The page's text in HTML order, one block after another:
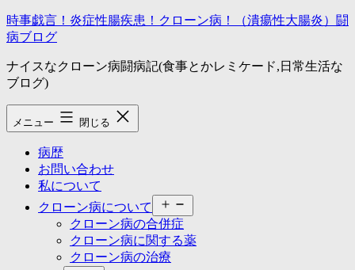
コ
ン
ン
ツ
へ
ス
キ
時事戯言！炎症性腸疾患！クローン病！（潰瘍性大腸炎）闘
病ブログ
ナイスなクローン病闘病記(食事とかレミケード,日常生活な
ブログ)
メニュー 閉じる
病歴
お問い合わせ
私について
クローン病について
ニ
ュ
ー
クローン病の合併症
クローン病に関する薬
クローン病の治療